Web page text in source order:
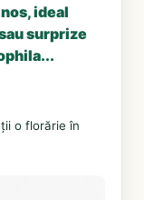
ideal
surprize
o florărie în